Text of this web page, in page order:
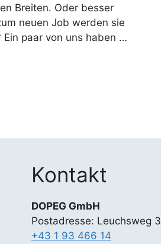
Breiten. Oder besser
neuen Job werden sie
paar von uns haben …
Kontakt
DOPEG GmbH
Postadresse: Leuchsweg
+43 1 93 466 14